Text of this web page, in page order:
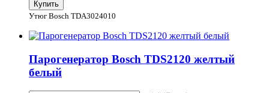
Утюг Bosch TDA3024010
Парогенератор Bosch TDS2120 желтый
белый